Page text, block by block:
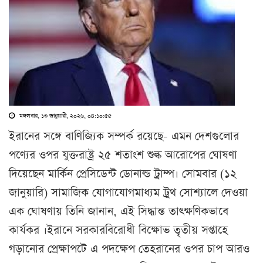
মঙ্গলবার, ১৩ জানুয়ারী, ২০২৬, ০৪:১০:৫৫
ইরানের সঙ্গে বাণিজ্যিক সম্পর্ক রয়েছে- এমন দেশগুলোর
পণ্যের ওপর যুক্তরাষ্ট্র ২৫ শতাংশ শুল্ক আরোপের ঘোষণা
দিয়েছেন মার্কিন প্রেসিডেন্ট ডোনাল্ড ট্রাম্প। সোমবার (১২
জানুয়ারি) সামাজিক যোগাযোগমাধ্যম ট্রুথ সোশ্যালে দেওয়া
এক ঘোষণায় তিনি জানান, এই সিদ্ধান্ত তাৎক্ষণিকভাবে
কার্যকর ।ইরানে সরকারবিরোধী বিক্ষোভ তৃতীয় সপ্তাহে
গড়ানোর প্রেক্ষাপটে এ পদক্ষেপ তেহরানের ওপর চাপ আরও